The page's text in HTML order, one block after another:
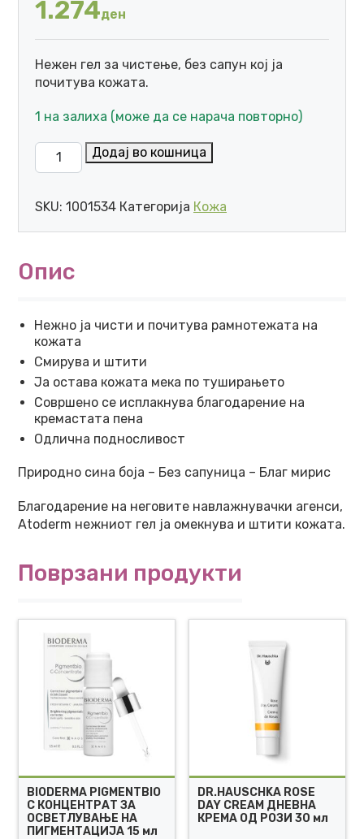
1.274ден
Нежен гел за чистење, без сапун кој ја
почитува кожата.
1 на залиха (може да се нарача повторно)
BIODERMA ATODERM НЕЖЕН ГЕЛ ЗА ТУШИРАЊЕ
Додај во кошница
SKU: 1001534 Категорија Кожа
Опис
Нежно ја чисти и почитува рамнотежата на
кожата
Смирува и штити
Ја остава кожата мека по туширањето
Совршено се исплакнува благодарение на
кремастата пена
Одлична подносливост
Природно сина боја – Без сапуница – Благ мирис
Благодарение на неговите навлажнувачки агенси,
Atoderm нежниот гел ја омекнува и штити кожата.
Поврзани продукти
BIODERMA PIGMENTBIO
C КОНЦЕНТРАТ ЗА
ОСВЕТЛУВАЊЕ НА
ПИГМЕНТАЦИЈА 15 мл
DR.HAUSCHKA ROSE
DAY CREAM ДНЕВНА
КРЕМА ОД РОЗИ 30 мл